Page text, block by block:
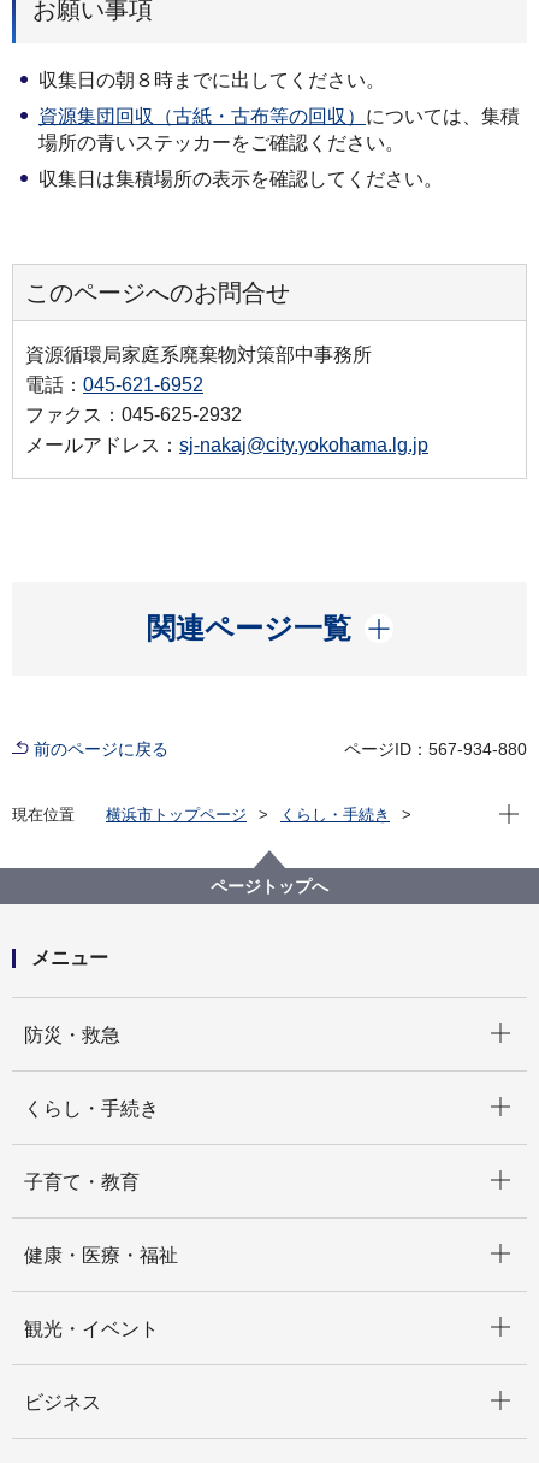
お願い事項
収集日の朝８時までに出してください。
資源集団回収（古紙・古布等の回収） については、集積
場所の青いステッカーをご確認ください。
収集日は集積場所の表示を確認してください。
このページへのお問合せ
資源循環局家庭系廃棄物対策部中事務所
電話： 045-621-6952
ファクス：045-625-2932
メールアドレス： sj-nakaj@city.yokohama.lg.jp
関連ページ一覧
開く
前のページに戻る ページID：567-934-880
現在位置 横浜市トップページ
くらし・手続き
ごみと資源の分け方・出し方
ごみと資源の収集曜日
中区の収集曜日
中区の収集曜日 む～も
現在
ページトップへ
メニュー
防災・救急
くらし・手続き
子育て・教育
健康・医療・福祉
観光・イベント
ビジネス